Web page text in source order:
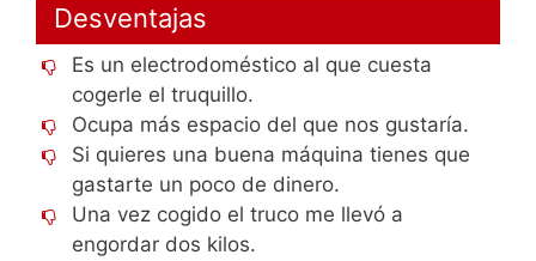
Desventajas
Es un electrodoméstico al que cuesta
cogerle el truquillo.
Ocupa más espacio del que nos gustaría.
Si quieres una buena máquina tienes que
gastarte un poco de dinero.
Una vez cogido el truco me llevó a
engordar dos kilos.